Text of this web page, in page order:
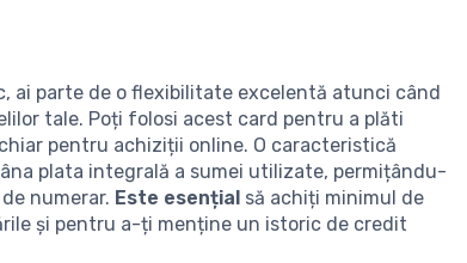
ai parte de o flexibilitate excelentă atunci când
tale. Poți folosi acest card pentru a plăti
pentru achiziții online. O caracteristică
plata integrală a sumei utilizate, permițându-
numerar. Este esențial să achiți minimul de
și pentru a-ți menține un istoric de credit